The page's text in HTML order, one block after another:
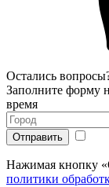
Остались
Заполните форму
время
Нажимая кнопку
политики